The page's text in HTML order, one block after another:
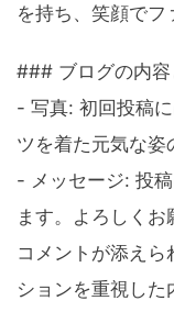
を持ち、笑顔でフ
### ブログの内
- 写真: 初回投稿
ツを着た元気な姿
- メッセージ: 投
ます。よろしく
コメントが添え
ションを重視した